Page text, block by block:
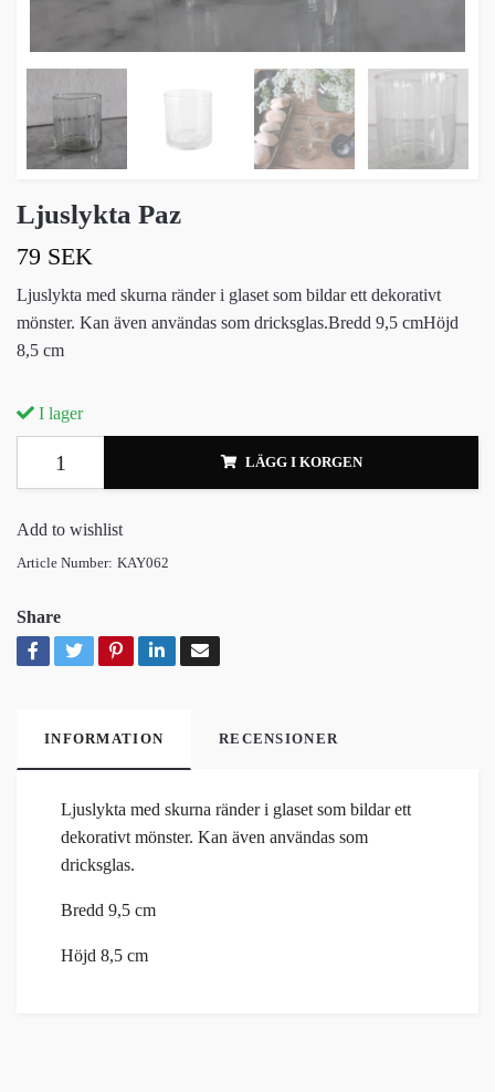
Ljuslykta Paz
79 SEK
Ljuslykta med skurna ränder i glaset som bildar ett dekorativt
mönster. Kan även användas som dricksglas.Bredd 9,5 cmHöjd
8,5 cm
I lager
LÄGG I KORGEN
Add to wishlist
Article Number: KAY062
Share
INFORMATION RECENSIONER
Ljuslykta med skurna ränder i glaset som bildar ett
dekorativt mönster. Kan även användas som
dricksglas.
Bredd 9,5 cm
Höjd 8,5 cm